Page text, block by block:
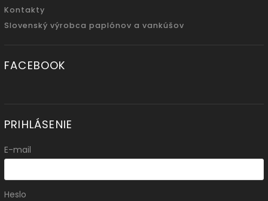
Kontakty
Slovenský výrobca paplónov a vankúšov
FACEBOOK
PRIHLÁSENIE
E-mail
Heslo